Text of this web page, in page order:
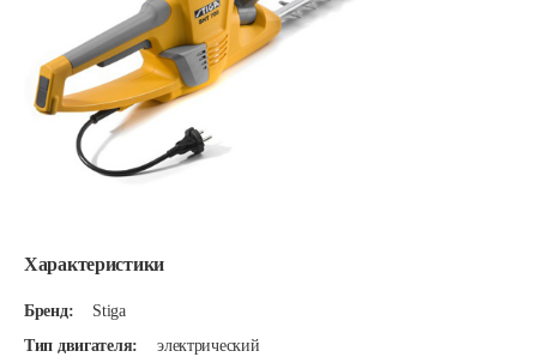
Характеристики
Бренд:
Stiga
Тип двигателя:
электрический